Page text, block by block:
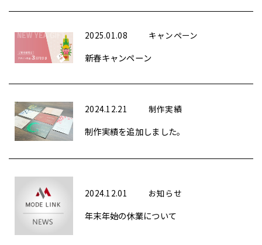
2025.01.08 キャンペーン
新春キャンペーン
2024.12.21 制作実績
制作実績を追加しました。
2024.12.01 お知らせ
年末年始の休業について